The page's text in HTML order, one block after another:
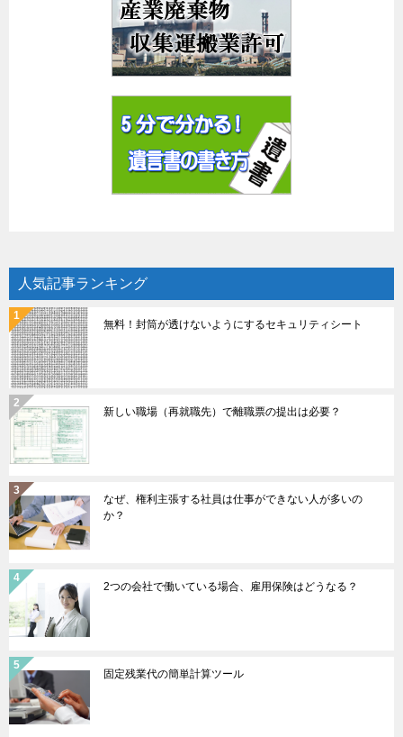
人気記事ランキング
無料！封筒が透けないようにするセキュリティシート
新しい職場（再就職先）で離職票の提出は必要？
なぜ、権利主張する社員は仕事ができない人が多いの
か？
2つの会社で働いている場合、雇用保険はどうなる？
固定残業代の簡単計算ツール